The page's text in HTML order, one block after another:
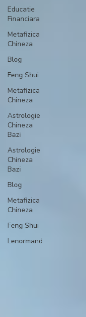
Educatie
Financiara
Metafizica
Chineza
Blog
Feng Shui
Metafizica
Chineza
Astrologie
Chineza
Bazi
Astrologie
Chineza
Bazi
Blog
Metafizica
Chineza
Feng Shui
Lenormand